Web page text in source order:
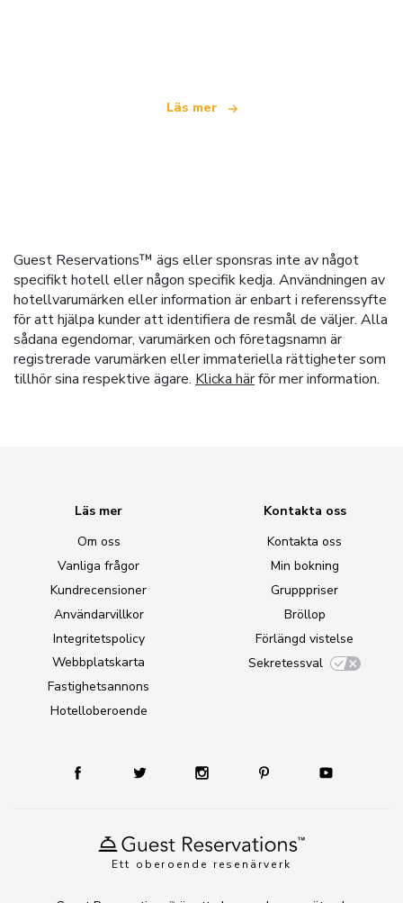
Läs mer
Guest Reservations™ ägs eller sponsras inte av något
specifikt hotell eller någon specifik kedja. Användningen av
hotellvarumärken eller information är enbart i referenssyfte
för att hjälpa kunder att identifiera de resmål de väljer. Alla
sådana egendomar, varumärken och företagsnamn är
registrerade varumärken eller immateriella rättigheter som
tillhör sina respektive ägare. Klicka härför mer information.
Ett oberoende resenärverk
Läs mer
Om oss
Vanliga frågor
Kundrecensioner
Användarvillkor
Integritetspolicy
Webbplatskarta
Fastighetsannons
Hotelloberoende
Kontakta oss
Kontakta oss
Min bokning
Grupppriser
Bröllop
Förlängd vistelse
Sekretessval